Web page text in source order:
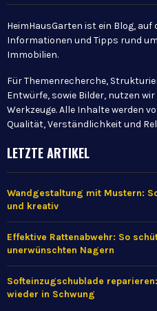
HeimHausGarten ist ein Blog,
Informationen und Tipps rund
Immobilien.
Für Themenrecherche,
Entwürfe, sowie Bilder, nutzen
Werkzeuge. Alle Inhalte werden
Qualität, Verständlichkeit und
LETZTE ARTIKEL
Wandgestaltung mit Mustern:
und kreativ
Effektive Rattenabwehr: So
unerwünschten Nagern
Softeinzugschublade
wieder in Schwung